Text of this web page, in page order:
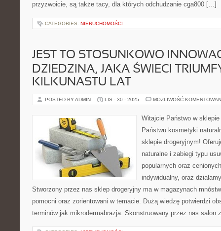
przyzwoicie, są także tacy, dla których odchudzanie cga800 […]
CATEGORIES: NIERUCHOMOŚCI
JEST TO STOSUNKOWO
DZIEDZINA, JAKA ŚWIECI
KILKUNASTU LAT
POSTED BY ADMIN LIS - 30 - 2025 MOŻLIWOŚĆ
Witajcie Państwo w
Państwu kosmetyki
sklepie drogeryjnym!
naturalne i zabiegi typu
popularnych oraz
indywidualny, oraz
Stworzony przez nas sklep drogeryjny ma w magazynach
pomocni oraz zorientowani w temacie. Dużą wiedzę potwierdzi
terminów jak mikrodermabrazja. Skonstruowany przez nas salon